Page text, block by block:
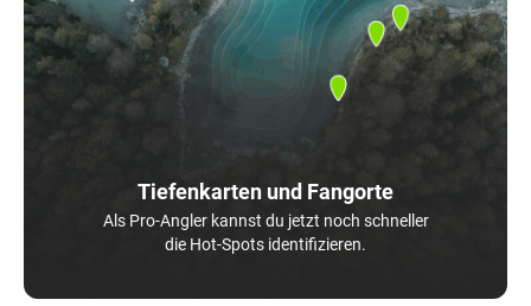
Tiefenkarten und Fangorte
Als Pro-Angler kannst du jetzt noch schneller
die Hot-Spots identifizieren.